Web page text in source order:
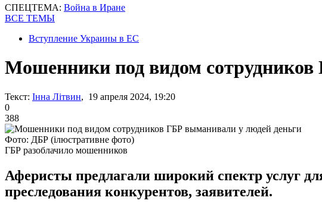
СПЕЦТЕМА: Война в Иране
ВСЕ ТЕМЫ
Вступление Украины в ЕС
Мошенники под видом
Текст: Інна Літвин, 19 апреля 2024, 19:20
0
388
Фото: ДБР (ілюстративне фото)
ГБР разоблачило мошенников
Аферисты предлагали широкий спектр услуг
преследования конкурентов, заявителей.